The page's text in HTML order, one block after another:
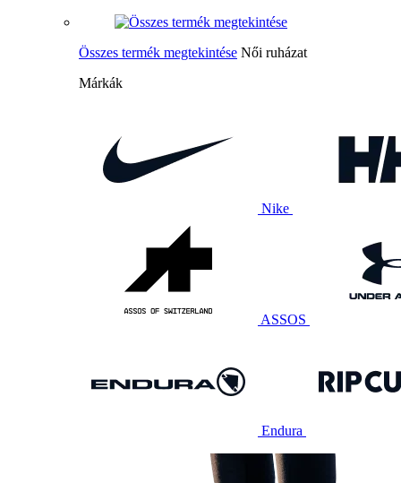
Összes termék megtekintése Női ruházat
Márkák
Nike
ASSOS
Endura